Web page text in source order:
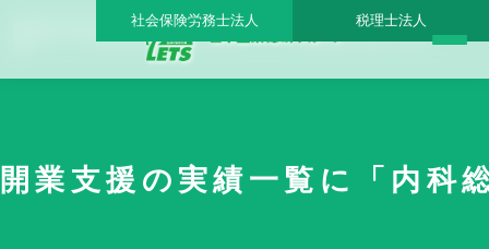
開業支援の実績一覧に「内科総合クリニック人形町」様を追加致しました - 日本医業
社会保険労務士法人 税理士法人
開業支援の実績一覧に「内科